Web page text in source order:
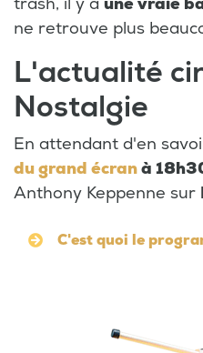
ne retrouve plus
L'actualité
Nostalgie
En attendant d'en
du grand écranà
Anthony Keppenne sur
C'est quoi le